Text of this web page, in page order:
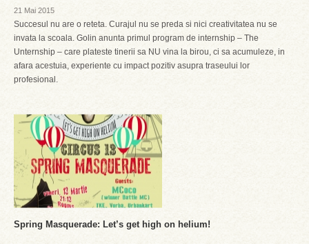
21 Mai 2015
Succesul nu are o reteta. Curajul nu se preda si nici creativitatea nu se
invata la scoala. Golin anunta primul program de internship – The
Unternship – care plateste tinerii sa NU vina la birou, ci sa acumuleze, in
afara acestuia, experiente cu impact pozitiv asupra traseului lor
profesional.
Spring Masquerade: Let’s get high on helium!